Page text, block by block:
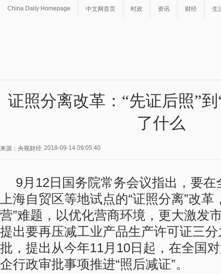
China Daily Homepage 中文网首页 时政 资讯 财经 生
证照分离改革：“先证后照”
了什么
来源：央视财经 2018-09-14 09:05:40
9月12日国务院常务会议指出，要
上海自贸区等地试点的“证照分离”改革
营”难题，以优化营商环境，更大激发
提出要再压减工业产品生产许可证三
批，提出从今年11月10日起，在全国
企行政审批事项推进“照后减证”。